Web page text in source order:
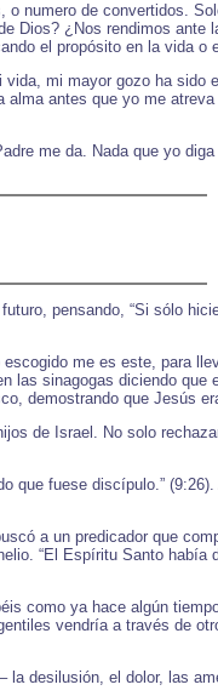
numero de convertidos.
Dios? ¿Nos rendimos ante
el propósito en la vida o
mi mayor gozo ha sido
antes que yo me
me da. Nada que yo
pensando, “Si sólo
me es este, para
las sinagogas diciendo que
demostrando que Jesús
de Israel. No solo
fuese discípulo.”
a un predicador que
“El Espíritu Santo había
como ya hace algún
vendría a través de
la desilusión, el dolor, las